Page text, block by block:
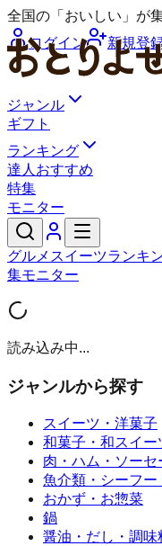
全国の「おいしい」が
ログイン
新規登
ジャンル
ギフト
ランキング
達人おすすめ
特集
モニター
グルメ スイーツランキ
集モニター
読み込み中...
ジャンルから探す
スイーツ・洋菓子
和菓子・和スイー
肉・ハム・ソーセ
魚介類・シーフー
おかず・お惣菜
鍋
醤油・だし・調味